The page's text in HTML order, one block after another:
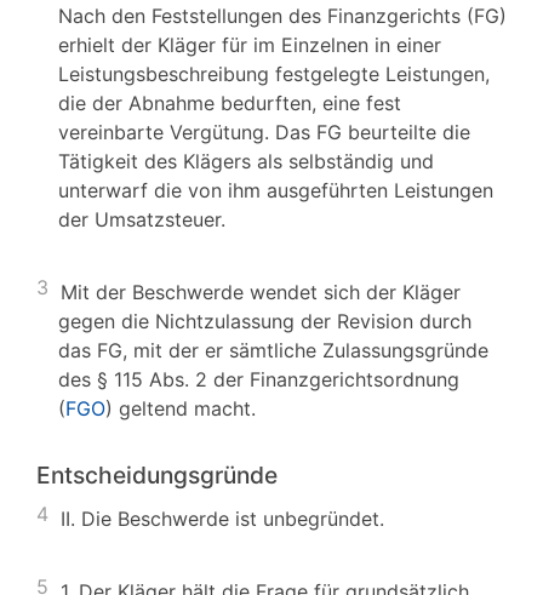
Nach den Feststellungen des Finanzgerichts (FG)
erhielt der Kläger für im Einzelnen in einer
Leistungsbeschreibung festgelegte Leistungen,
die der Abnahme bedurften, eine fest
vereinbarte Vergütung. Das FG beurteilte die
Tätigkeit des Klägers als selbständig und
unterwarf die von ihm ausgeführten Leistungen
der Umsatzsteuer.
3 Mit der Beschwerde wendet sich der Kläger
gegen die Nichtzulassung der Revision durch
das FG, mit der er sämtliche Zulassungsgründe
des § 115 Abs. 2 der Finanzgerichtsordnung
(FGO) geltend macht.
Entscheidungsgründe
4 II. Die Beschwerde ist unbegründet.
5